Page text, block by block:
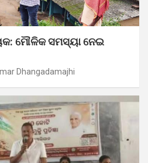
ମୌଳିକ ସମସ୍ୟା ନେଇ
Dhangadamajhi